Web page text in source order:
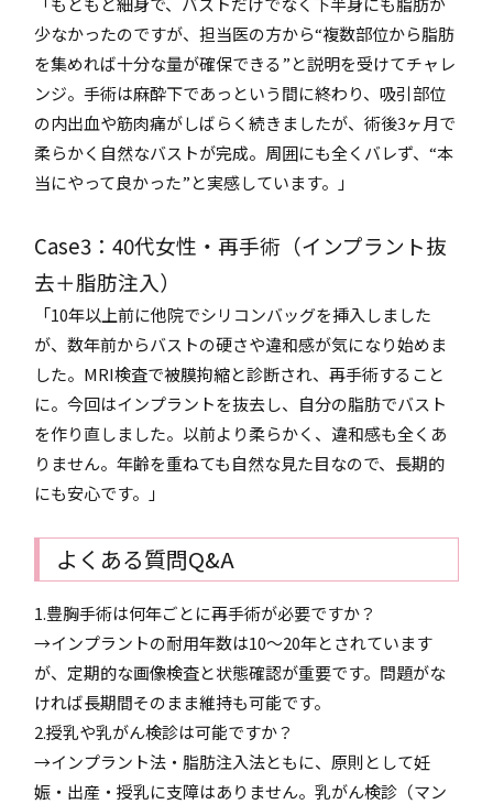
少なかったのですが、担当医の方から“複数部位から脂肪
を集めれば十分な量が確保できる”と説明を受けてチャレ
ンジ。手術は麻酔下であっという間に終わり、吸引部位
の内出血や筋肉痛がしばらく続きましたが、術後3ヶ月で
柔らかく自然なバストが完成。周囲にも全くバレず、“本
当にやって良かった”と実感しています。」
Case3：40代女性・再手術（インプラント抜
去＋脂肪注入）
「10年以上前に他院でシリコンバッグを挿入しました
が、数年前からバストの硬さや違和感が気になり始めま
した。MRI検査で被膜拘縮と診断され、再手術すること
に。今回はインプラントを抜去し、自分の脂肪でバスト
を作り直しました。以前より柔らかく、違和感も全くあ
りません。年齢を重ねても自然な見た目なので、長期的
にも安心です。」
よくある質問Q&A
1.豊胸手術は何年ごとに再手術が必要ですか？
→インプラントの耐用年数は10～20年とされています
が、定期的な画像検査と状態確認が重要です。問題がな
ければ長期間そのまま維持も可能です。
2.授乳や乳がん検診は可能ですか？
→インプラント法・脂肪注入法ともに、原則として妊
娠・出産・授乳に支障はありません。乳がん検診（マン